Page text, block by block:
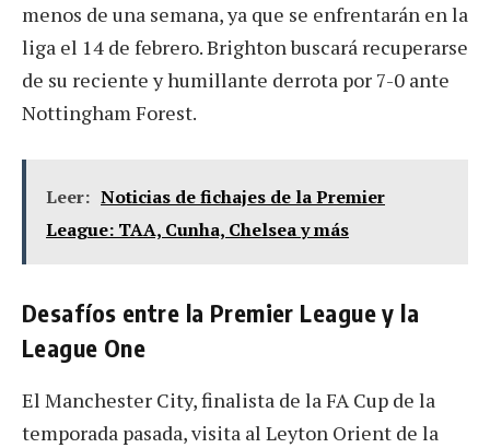
menos de una semana, ya que se enfrentarán en la
liga el 14 de febrero. Brighton buscará recuperarse
de su reciente y humillante derrota por 7-0 ante
Nottingham Forest.
Leer: Noticias de fichajes de la Premier
League: TAA, Cunha, Chelsea y más
Desafíos entre la Premier League y la
League One
El Manchester City, finalista de la FA Cup de la
temporada pasada, visita al Leyton Orient de la